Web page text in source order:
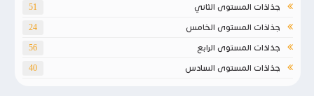
جذاذات المستوى الثاني 51
جذاذات المستوى الخامس 24
جذاذات المستوى الرابع 56
جذاذات المستوى السادس 40